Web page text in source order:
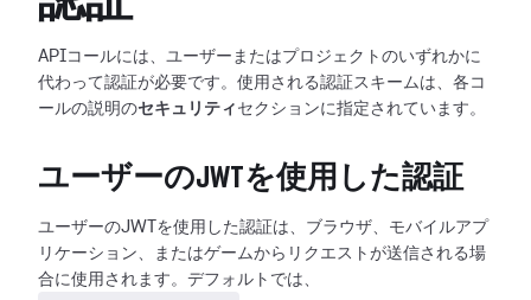
APIコールには、ユーザーまたはプロジェクトのいずれかに
代わって認証が必要です。使用される認証スキームは、各コ
ールの説明のセキュリティ セクションに指定されています。
ユーザーのJWTを使用した認証
ユーザーのJWTを使用した認証は、ブラウザ、モバイルアプ
リケーション、またはゲームからリクエストが送信される場
合に使用されます。デフォルトでは、